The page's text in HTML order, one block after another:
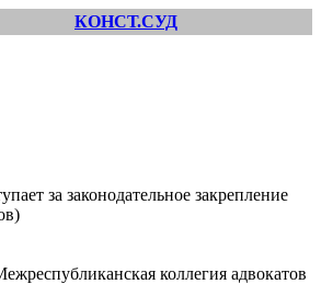
КОНСТ.СУД
за законодательное закрепление
коллегия адвокатов